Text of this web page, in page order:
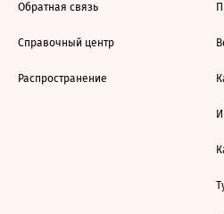
Обратная связь
Справочный центр
Распространение